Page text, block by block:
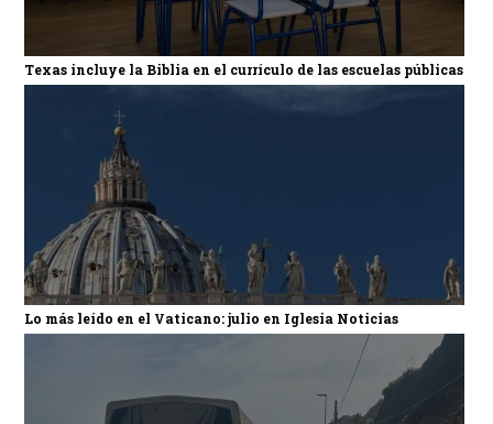
Texas incluye la Biblia en el currículo de las escuelas públicas
Lo más leído en el Vaticano: julio en Iglesia Noticias